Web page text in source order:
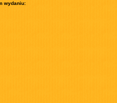
wydaniu: